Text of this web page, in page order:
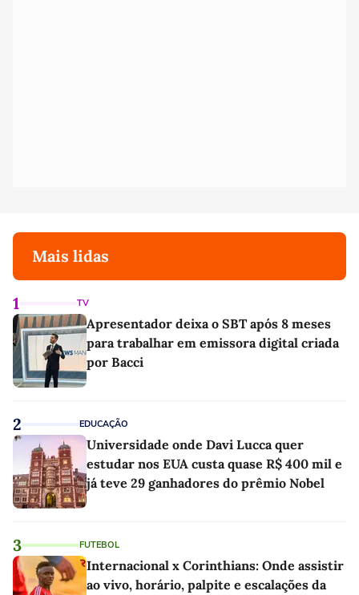
Mais lidas
1 TV
Apresentador deixa o SBT após 8 meses
para trabalhar em emissora digital criada
por Bacci
2 EDUCAÇÃO
Universidade onde Davi Lucca quer
estudar nos EUA custa quase R$ 400 mil e
já teve 29 ganhadores do prêmio Nobel
3 FUTEBOL
Internacional x Corinthians: Onde assistir
ao vivo, horário, palpite e escalações da